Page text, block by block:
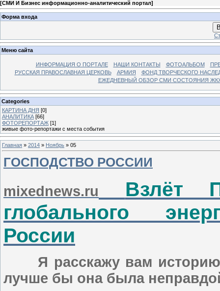
[СМИ И Бизнес информационно-аналитический портал]
Форма входа
Меню сайта
ИНФОРМАЦИЯ О ПОРТАЛЕ НАШИ КОНТАКТЫ ФОТОАЛЬБОМ
РУССКАЯ ПРАВОСЛАВНАЯ ЦЕРКОВЬ
АРМИЯ
ФОНД ТВОРЧЕСКОГО
ЕЖЕДНЕВНЫЙ ОБЗОР СМИ СОСТОЯНИЯ
Categories
КАРТИНА ДНЯ [0]
АНАЛИТИКА [66]
ФОТОРЕПОРТАЖ [1]
живые фото-репортажи с места события
Главная » 2014 » Ноябрь » 05
ГОСПОДСТВО РОССИИ
mixednews.ru
Взлёт
глобального
России
Я расскажу вам историю,
лучше бы она была